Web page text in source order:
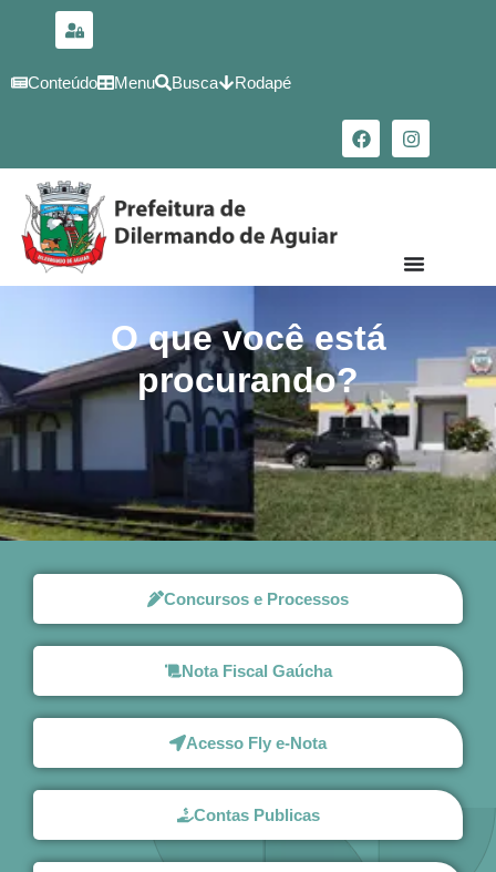
conteúdo
Conteúdo Menu Busca Rodapé
O que você está
procurando?
Concursos e Processos
Nota Fiscal Gaúcha
Acesso Fly e-Nota
Contas Publicas